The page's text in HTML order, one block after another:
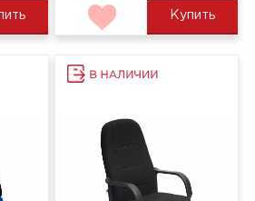
Купить